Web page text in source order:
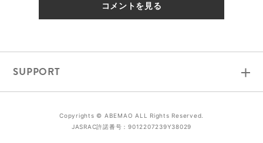
コメントを見る
SUPPORT
Copyrights ©︎ ABEMAO ALL Rights Reserved.
JASRAC許諾番号：9012207239Y38029